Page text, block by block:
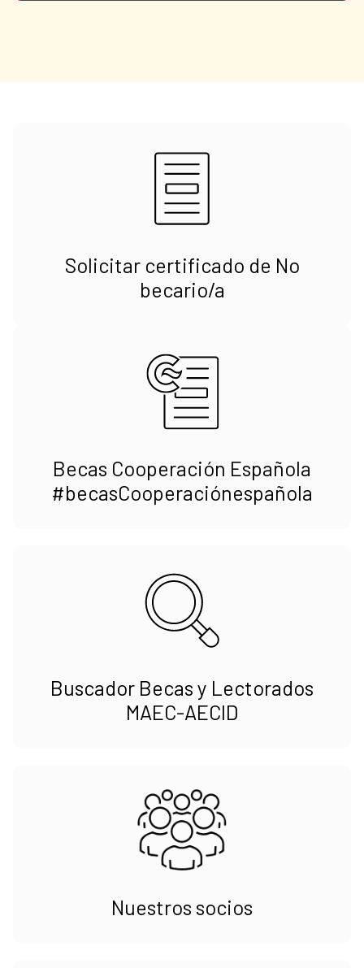
Solicitar certificado de No
becario/a
Becas Cooperación Española
#becasCooperaciónespañola
Buscador Becas y Lectorados
MAEC-AECID
Nuestros socios